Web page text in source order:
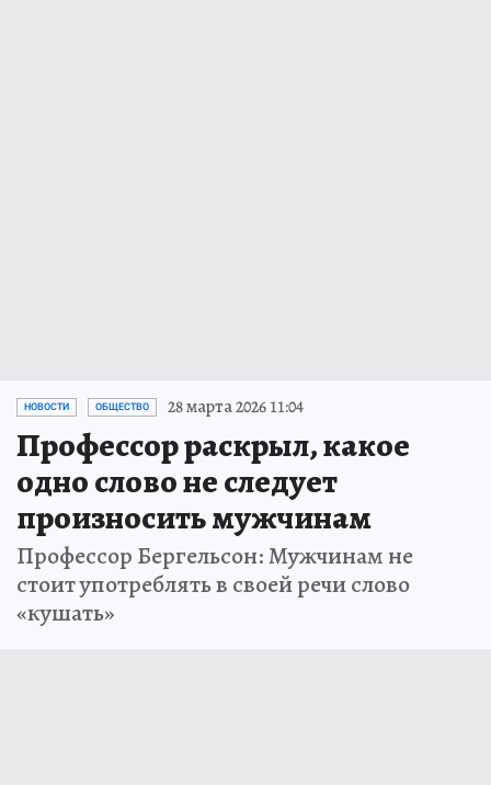
НОВОСТИ ОБЩЕСТВО 28 марта 2026 11:04
Профессор раскрыл, какое
одно слово не следует
произносить мужчинам
Профессор Бергельсон: Мужчинам не
стоит употреблять в своей речи слово
«кушать»